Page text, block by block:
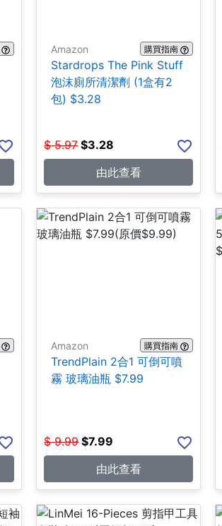
Amazon 購買指南
Stardrops The Pink Stuff
泡沫廁所清潔劑 (1盒有2
包) $3.28
$ 5.97 $3.28
由此查看
Amazon 購買指南
TrendPlain 2合1 可倒可噴
霧 玻璃油瓶 $7.99
$ 9.99 $7.99
由此查看